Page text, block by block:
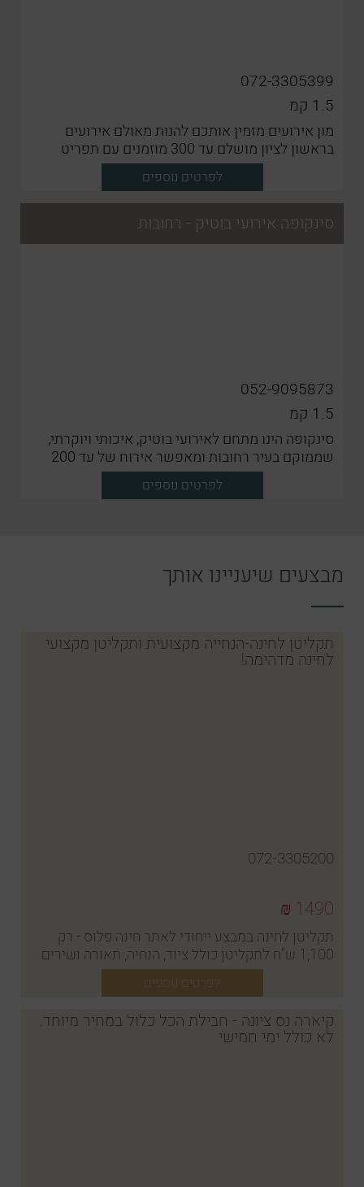
072-3305399
1.5 קמ
מון אירועים מזמין אותכם להנות מאולם אירועים
בראשון לציון מושלם עד 300 מוזמנים עם תפריט
לפרטים נוספים
סינקופה אירועי בוטיק - רחובות
052-9095873
1.5 קמ
סינקופה הינו מתחם לאירועי בוטיק, איכותי ויוקרתי,
שממוקם בעיר רחובות ומאפשר אירוח של עד 200
לפרטים נוספים
מבצעים שיעניינו אותך
תקליטן לחינה-הנחייה מקצועית ותקליטן מקצועי
לחינה מדהימה!
072-3305200
1490 ₪
תקליטן לחינה במבצע ייחודי לאתר חינה פלוס - רק
1,100 ש"ח לתקליטן כולל ציוד, הנחיה, תאורה ושירים
לחינה, בהתאמה אישיתלפרטים נוספים
קיארה נס ציונה - חבילת הכל כלול במחיר מיוחד.
לא כולל ימי חמישי